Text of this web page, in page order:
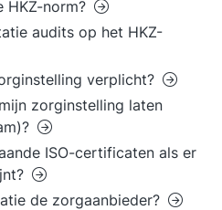
HKZ-norm?
audits op het HKZ-
verplicht?
zorginstelling laten
ISO-certificaten als er
de zorgaanbieder?